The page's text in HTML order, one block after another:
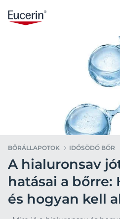
BŐRÁLLAPOTOK IDŐSÖDŐ BŐR
A hialuronsav
hatásai a bőrre:
és hogyan kell